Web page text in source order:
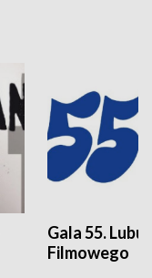
Gala 55.
Filmowego